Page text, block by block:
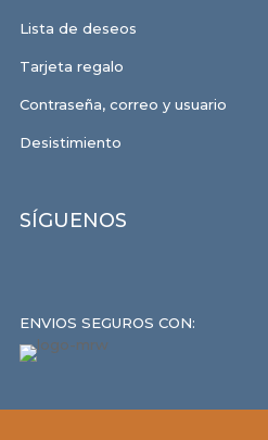
Lista de deseos
Tarjeta regalo
Contraseña, correo y usuario
Desistimiento
SÍGUENOS
ENVIOS SEGUROS CON: